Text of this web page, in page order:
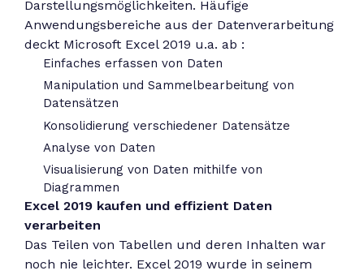
Darstellungsmöglichkeiten. Häufige
Anwendungsbereiche aus der Datenverarbeitung
deckt Microsoft Excel 2019 u.a. ab :
Einfaches erfassen von Daten
Manipulation und Sammelbearbeitung von
Datensätzen
Konsolidierung verschiedener Datensätze
Analyse von Daten
Visualisierung von Daten mithilfe von
Diagrammen
Excel 2019 kaufen und effizient Daten
verarbeiten
Das Teilen von Tabellen und deren Inhalten war
noch nie leichter. Excel 2019 wurde in seinem